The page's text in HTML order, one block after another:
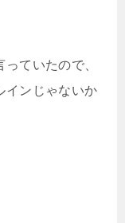
ていたので、
インじゃないか